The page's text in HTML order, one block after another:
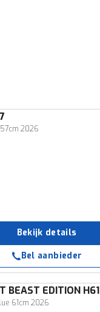
2026
Bekijk details
Bel aanbieder
BEAST EDITION H61
61cm 2026